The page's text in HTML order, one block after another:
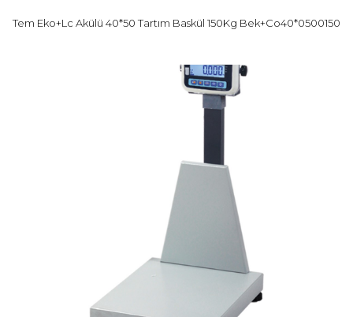
Tem Eko+Lc Akülü 40*50 Tartım Baskül 150Kg Bek+Co40*0500150